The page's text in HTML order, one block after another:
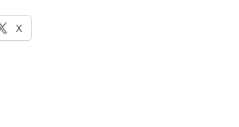
X